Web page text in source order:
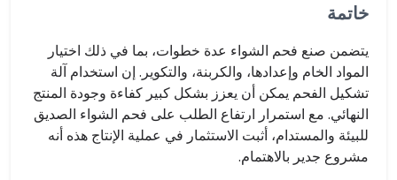
خاتمة
يتضمن صنع فحم الشواء عدة خطوات، بما في ذلك اختيار
المواد الخام وإعدادها، والكربنة، والتكوير. إن استخدام آلة
تشكيل الفحم يمكن أن يعزز بشكل كبير كفاءة وجودة المنتج
النهائي. مع استمرار ارتفاع الطلب على فحم الشواء الصديق
للبيئة والمستدام، أثبت الاستثمار في عملية الإنتاج هذه أنه
مشروع جدير بالاهتمام.